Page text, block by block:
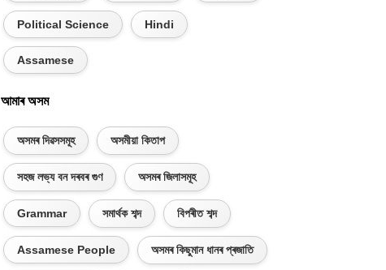
Political Science Hindi
Assamese
আমাৰ অসম
অসমৰ দিৱসসমূহ অসমীয়া কিতাপ
সহজ লভ্য বন দৰবৰ গুণ অসমৰ জিলাসমূহ
Grammar সমাৰ্থক শব্দ বিপৰীত শব্দ
Assamese People অসমৰ কিছুমান ধানৰ প্ৰজাতি